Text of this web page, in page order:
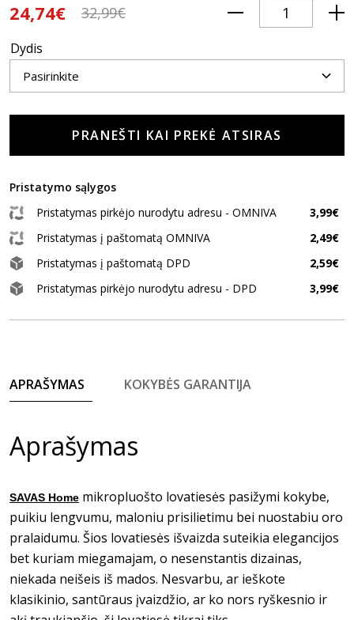
24,74€ 32,99€
Dydis
PRANEŠTI KAI PREKĖ ATSIRAS
Pristatymo sąlygos
Pristatymas pirkėjo nurodytu adresu - OMNIVA
3,99€
Pristatymas į paštomatą OMNIVA
2,49€
Pristatymas į paštomatą DPD
2,59€
Pristatymas pirkėjo nurodytu adresu - DPD
3,99€
APRAŠYMAS KOKYBĖS GARANTIJA
Aprašymas
SAVAS Home mikropluošto lovatiesės pasižymi kokybe,
puikiu lengvumu, maloniu prisilietimu bei nuostabiu oro
pralaidumu. Šios lovatiesės išvaizda suteikia elegancijos
bet kuriam miegamajam, o nesenstantis dizainas,
niekada neišeis iš mados. Nesvarbu, ar ieškote
klasikinio, santūraus įvaizdžio, ar ko nors ryškesnio ir